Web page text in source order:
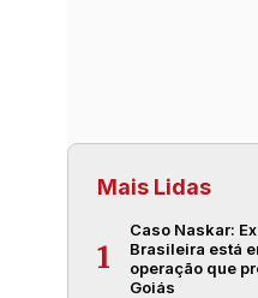
Mais Lidas
1
Caso Naskar:
Brasileira está
operação que
Goiás